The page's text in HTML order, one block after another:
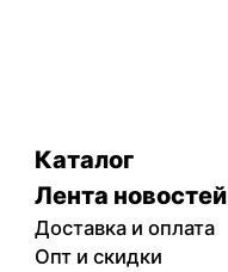
Каталог
Лента новостей
Доставка и оплата
Опт и скидки